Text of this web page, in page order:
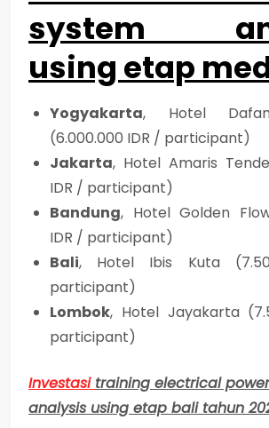
system
using etap
Yogyakarta, Hotel
(6.000.000 IDR / participant)
Jakarta, Hotel Amaris
IDR / participant)
Bandung, Hotel Golden
IDR / participant)
Bali, Hotel Ibis Kuta
participant)
Lombok, Hotel Jayakarta
participant)
Investasi training electrical
analysis using etap bali tahun